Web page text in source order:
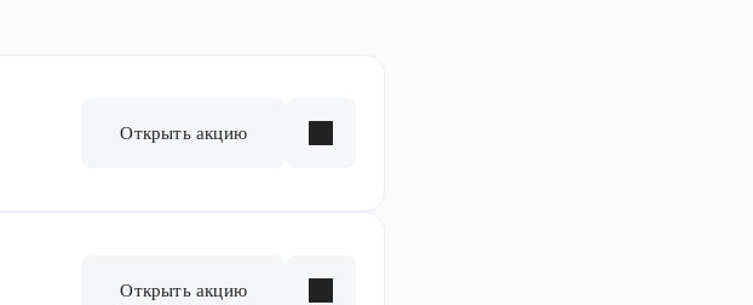
Открыть акцию
Открыть акцию